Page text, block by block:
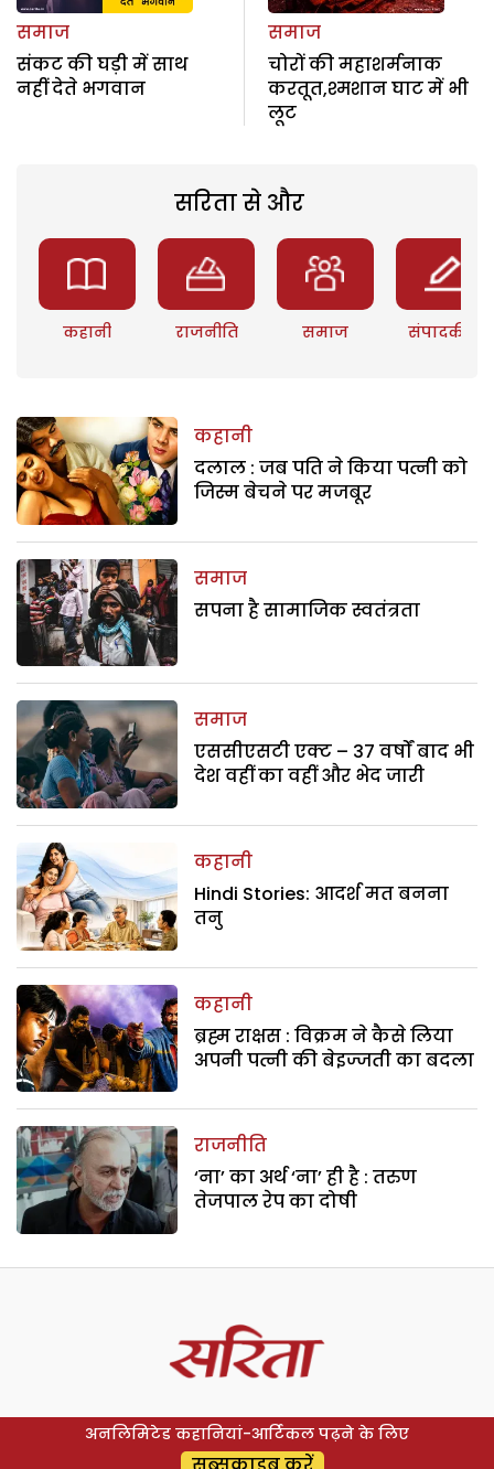
समाज
संकट की घड़ी में साथ
नहीं देते भगवान
समाज
चोरों की महाशर्मनाक
करतूत,श्मशान घाट में भी
लूट
सरिता से और
कहानी राजनीति समाज संपादकीय
कहानी
दलाल : जब पति ने किया पत्नी को
जिस्म बेचने पर मजबूर
समाज
सपना है सामाजिक स्वतंत्रता
समाज
एससीएसटी एक्ट – 37 वर्षों बाद भी
देश वहीं का वहीं और भेद जारी
कहानी
Hindi Stories: आदर्श मत बनना
तनु
कहानी
ब्रह्म राक्षस : विक्रम ने कैसे लिया
अपनी पत्नी की बेइज्जती का बदला
राजनीति
‘ना’ का अर्थ ‘ना’ ही है : तरुण
तेजपाल रेप का दोषी
अनलिमिटेड कहानियां-आर्टिकल पढ़ने के लिए